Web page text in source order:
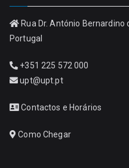
Rua Dr. António
Portugal
+351 225 572 000
upt@upt.pt
Contactos e Horários
Como Chegar